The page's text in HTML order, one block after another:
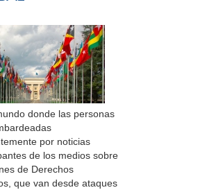
donde las personas
por noticias
de los medios sobre
de Derechos
que van desde ataques